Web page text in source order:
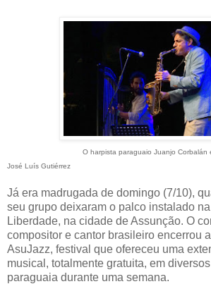
O harpista paraguaio Juanjo Corbalán
José Luís Gutiérrez
Já era madrugada de domingo (7/10),
seu grupo deixaram o palco instalado
Liberdade, na cidade de Assunção. O
compositor e cantor brasileiro encerrou
AsuJazz, festival que ofereceu uma
musical, totalmente gratuita, em
paraguaia durante uma semana.